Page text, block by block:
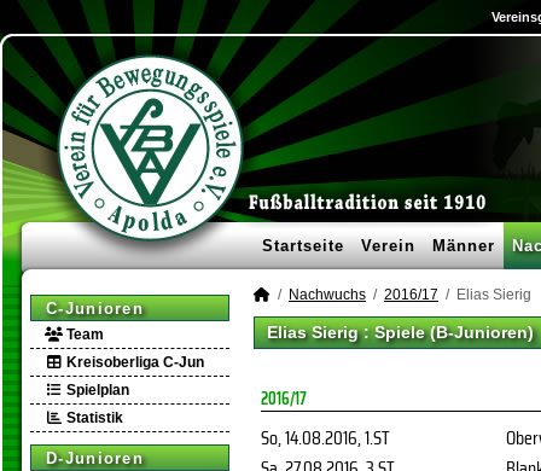
Startseite Verein Männer
C-Junioren
Team
Kreisoberliga C-Jun
Spielplan
Statistik
D-Junioren
Nachwuchs 2016/17 Elias Sierig
Elias Sierig : Spiele (B-Junioren)
2016/17
So, 14.08.2016, 1.ST